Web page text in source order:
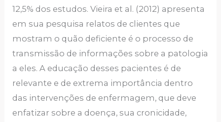
12,5% dos estudos. Vieira et al. (2012) apresenta
em sua pesquisa relatos de clientes que
mostram o quão deficiente é o processo de
transmissão de informações sobre a patologia
a eles. A educação desses pacientes é de
relevante e de extrema importância dentro
das intervenções de enfermagem, que deve
enfatizar sobre a doença, sua cronicidade,